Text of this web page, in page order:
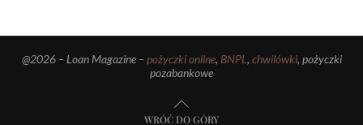
@2026 – Loan Magazine –pożyczki online, BNPL , chwilówki, pożyczki
pozabankowe
WRÓĆ DO GÓRY